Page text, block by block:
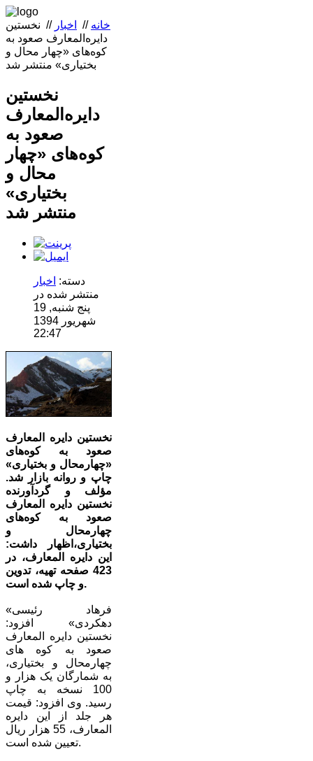
خانه // اخبار // نخستین
دایره‌المعارف صعود به
کوه‌های «چهار محال و
بختیاری» منتشر شد
نخستین
دایره‌المعارف
صعود به
کوه‌های «چهار
محال و
بختیاری»
منتشر شد
دسته: اخبار
منتشر شده در
پنج شنبه, 19
شهریور 1394
22:47
نخستین دایره المعارف
صعود به کوه‌های
«چهارمحال و بختیاری»
چاپ و روانه بازار شد.
مؤلف و گردآورنده
نخستین دایره المعارف
صعود به کوه‌های
چهارمحال و
بختیاری،اظهار داشت:
این دایره المعارف، در
423 صفحه تهیه، تدوین
و چاپ شده است.
«فرهاد رئیسی
دهکردی» افزود:
نخستین دایره المعارف
صعود به کوه های
چهارمحال و بختیاری،
به شمارگان یک هزار و
100 نسخه به چاپ
رسید. وی افزود: قیمت
هر جلد از این دایره
المعارف، 55 هزار ریال
تعیین شده است.